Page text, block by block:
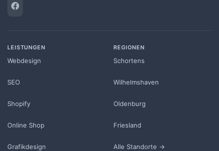
LEISTUNGEN
Webdesign
SEO
Shopify
Online Shop
Grafikdesign
REGIONEN
Schortens
Wilhelmshaven
Oldenburg
Friesland
Alle Standorte →